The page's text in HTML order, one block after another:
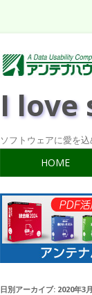
I love
ソフトウェアに愛を
HOME
日別アーカイブ: 2020年3